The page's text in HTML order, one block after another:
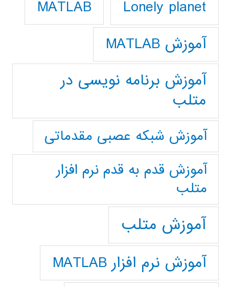
Lonely planet
MATLAB
آموزش MATLAB
آموزش برنامه نویسی در
متلب
آموزش شبکه عصبی مقدماتی
آموزش قدم به قدم نرم افزار
متلب
آموزش متلب
آموزش نرم افزار MATLAB